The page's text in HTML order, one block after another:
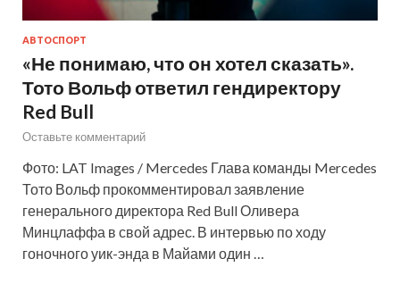
АВТОСПОРТ
«Не понимаю, что он хотел сказать».
Тото Вольф ответил гендиректору
Red Bull
Оставьте комментарий
Фото: LAT Images / Mercedes Глава команды Mercedes
Тото Вольф прокомментировал заявление
генерального директора Red Bull Оливера
Минцлаффа в свой адрес. В интервью по ходу
гоночного уик-энда в Майами один …